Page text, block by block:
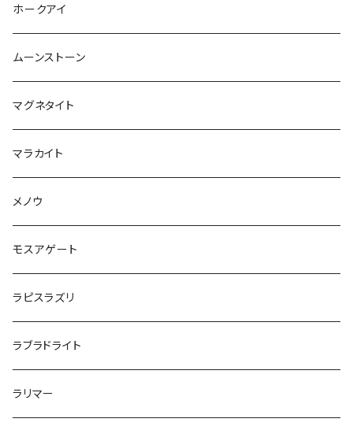
ホークアイ
ムーンストーン
マグネタイト
マラカイト
メノウ
モスアゲート
ラピスラズリ
ラブラドライト
ラリマー